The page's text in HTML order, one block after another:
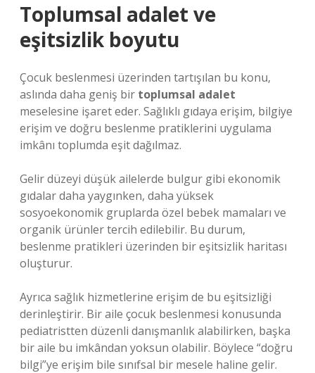
Toplumsal adalet ve
eşitsizlik boyutu
Çocuk beslenmesi üzerinden tartışılan bu konu,
aslında daha geniş bir toplumsal adalet
meselesine işaret eder. Sağlıklı gıdaya erişim, bilgiye
erişim ve doğru beslenme pratiklerini uygulama
imkânı toplumda eşit dağılmaz.
Gelir düzeyi düşük ailelerde bulgur gibi ekonomik
gıdalar daha yaygınken, daha yüksek
sosyoekonomik gruplarda özel bebek mamaları ve
organik ürünler tercih edilebilir. Bu durum,
beslenme pratikleri üzerinden bireşitsizlik haritası
oluşturur.
Ayrıca sağlık hizmetlerine erişim de bu eşitsizliği
derinleştirir. Bir aile çocuk beslenmesi konusunda
pediatristten düzenli danışmanlık alabilirken, başka
bir aile bu imkândan yoksun olabilir. Böylece “doğru
bilgi”ye erişim bile sınıfsal bir mesele haline gelir.